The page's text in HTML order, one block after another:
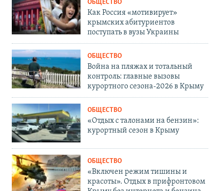
ОБЩЕСТВО
Как Россия «мотивирует»
крымских абитуриентов
поступать в вузы Украины
ОБЩЕСТВО
Война на пляжах и тотальный
контроль: главные вызовы
курортного сезона-2026 в Крыму
ОБЩЕСТВО
«Отдых с талонами на бензин»:
курортный сезон в Крыму
ОБЩЕСТВО
«Включен режим тишины и
красоты». Отдых в прифронтовом